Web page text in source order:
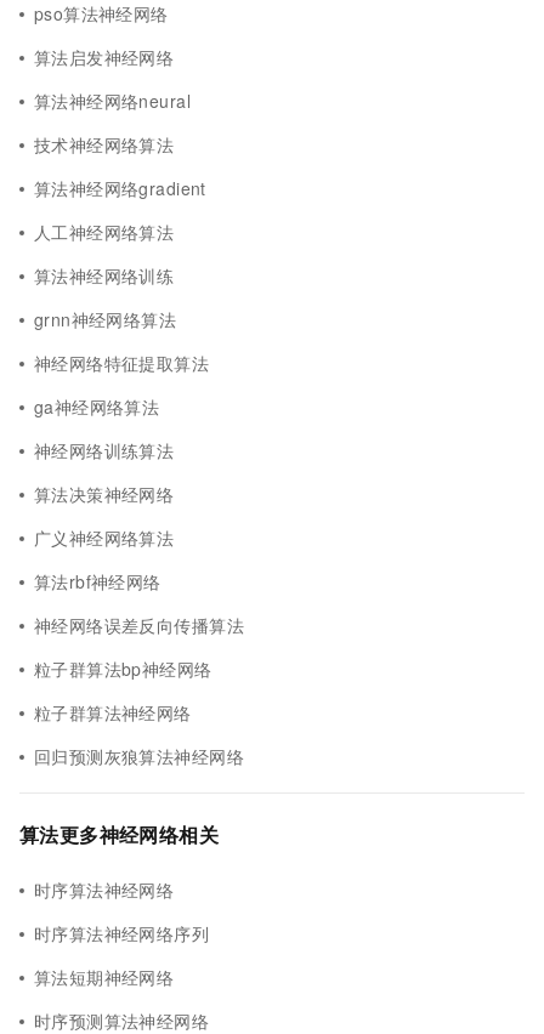
pso算法神经网络
算法启发神经网络
算法神经网络neural
技术神经网络算法
算法神经网络gradient
人工神经网络算法
算法神经网络训练
grnn神经网络算法
神经网络特征提取算法
ga神经网络算法
神经网络训练算法
算法决策神经网络
广义神经网络算法
算法rbf神经网络
神经网络误差反向传播算法
粒子群算法bp神经网络
粒子群算法神经网络
回归预测灰狼算法神经网络
算法更多神经网络相关
时序算法神经网络
时序算法神经网络序列
算法短期神经网络
时序预测算法神经网络